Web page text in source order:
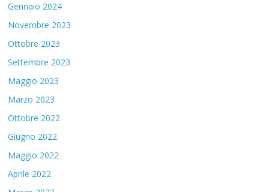
Gennaio 2024
Novembre 2023
Ottobre 2023
Settembre 2023
Maggio 2023
Marzo 2023
Ottobre 2022
Giugno 2022
Maggio 2022
Aprile 2022